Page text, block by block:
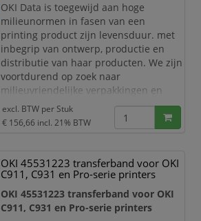
OKI Data is toegewijd aan hoge
milieunormen in fasen van een
printing product zijn levensduur. met
inbegrip van ontwerp, productie en
distributie van haar producten. We zijn
voortdurend op zoek naar
milieuvriendelijke verpakkingen en
vervangende materialen te ontwerpen
voor groenere alternatieven waar
mogelijk.
excl. BTW per Stuk
€ 156,66 incl. 21% BTW
OKI 45531223 transferband voor OKI
C911, C931 en Pro-serie printers
OKI 45531223 transferband voor OKI
C911, C931 en Pro-serie printers